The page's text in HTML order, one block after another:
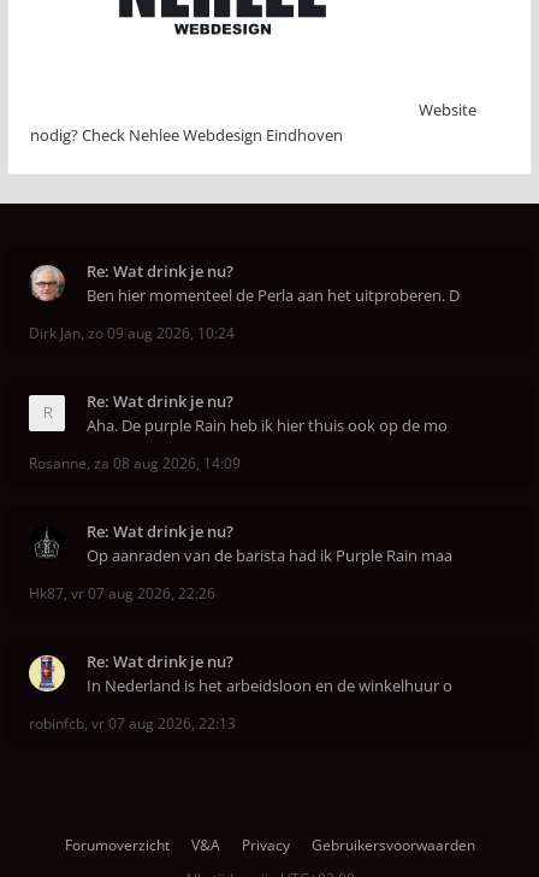
Website
nodig? Check Nehlee Webdesign Eindhoven
Re: Wat drink je nu?
Ben hier momenteel de Perla aan het uitproberen. D
Dirk Jan, zo 09 aug 2026, 10:24
Re: Wat drink je nu?
Aha. De purple Rain heb ik hier thuis ook op de mo
Rosanne, za 08 aug 2026, 14:09
Re: Wat drink je nu?
Op aanraden van de barista had ik Purple Rain maa
Hk87, vr 07 aug 2026, 22:26
Re: Wat drink je nu?
In Nederland is het arbeidsloon en de winkelhuur o
robinfcb, vr 07 aug 2026, 22:13
Forumoverzicht V&A Privacy
Gebruikersvoorwaarden